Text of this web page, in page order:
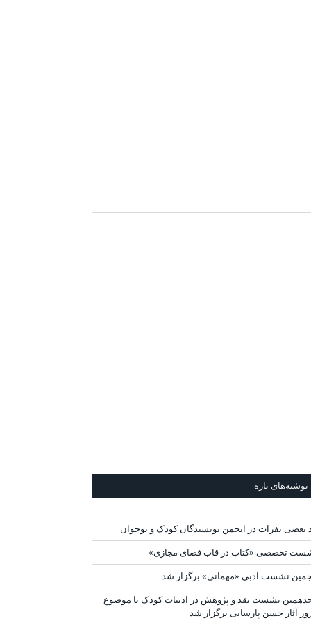
نوشته‌های تازه
بعضی نفرات در انجمن نویسندگان کودک و نوجوان
تخصصی «کتاب در قاب فضای مجازی»
نشست ادبی «مهمانی» برگزار شد
نشست نقد و پژوهش در ادبیات کودک با موضوع
آثار حسن پارسایی برگزار شد